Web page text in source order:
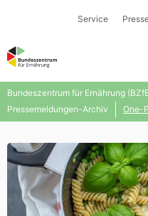
Service
Bundeszentrum für Ernährung
Pressemeldungen-Archiv
One-